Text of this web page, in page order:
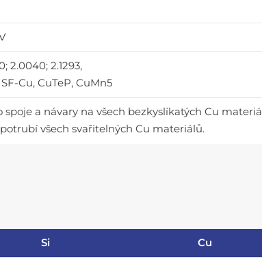
2.0040; 2.1293,
Cu, CuTeP, CuMn5
a návary na všech bezkyslíkatých Cu
všech svařitelných Cu materiálů.
Si Cu